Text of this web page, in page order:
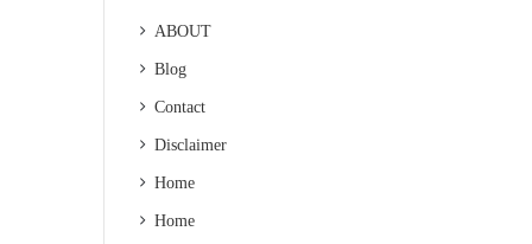
ABOUT
Blog
Contact
Disclaimer
Home
Home